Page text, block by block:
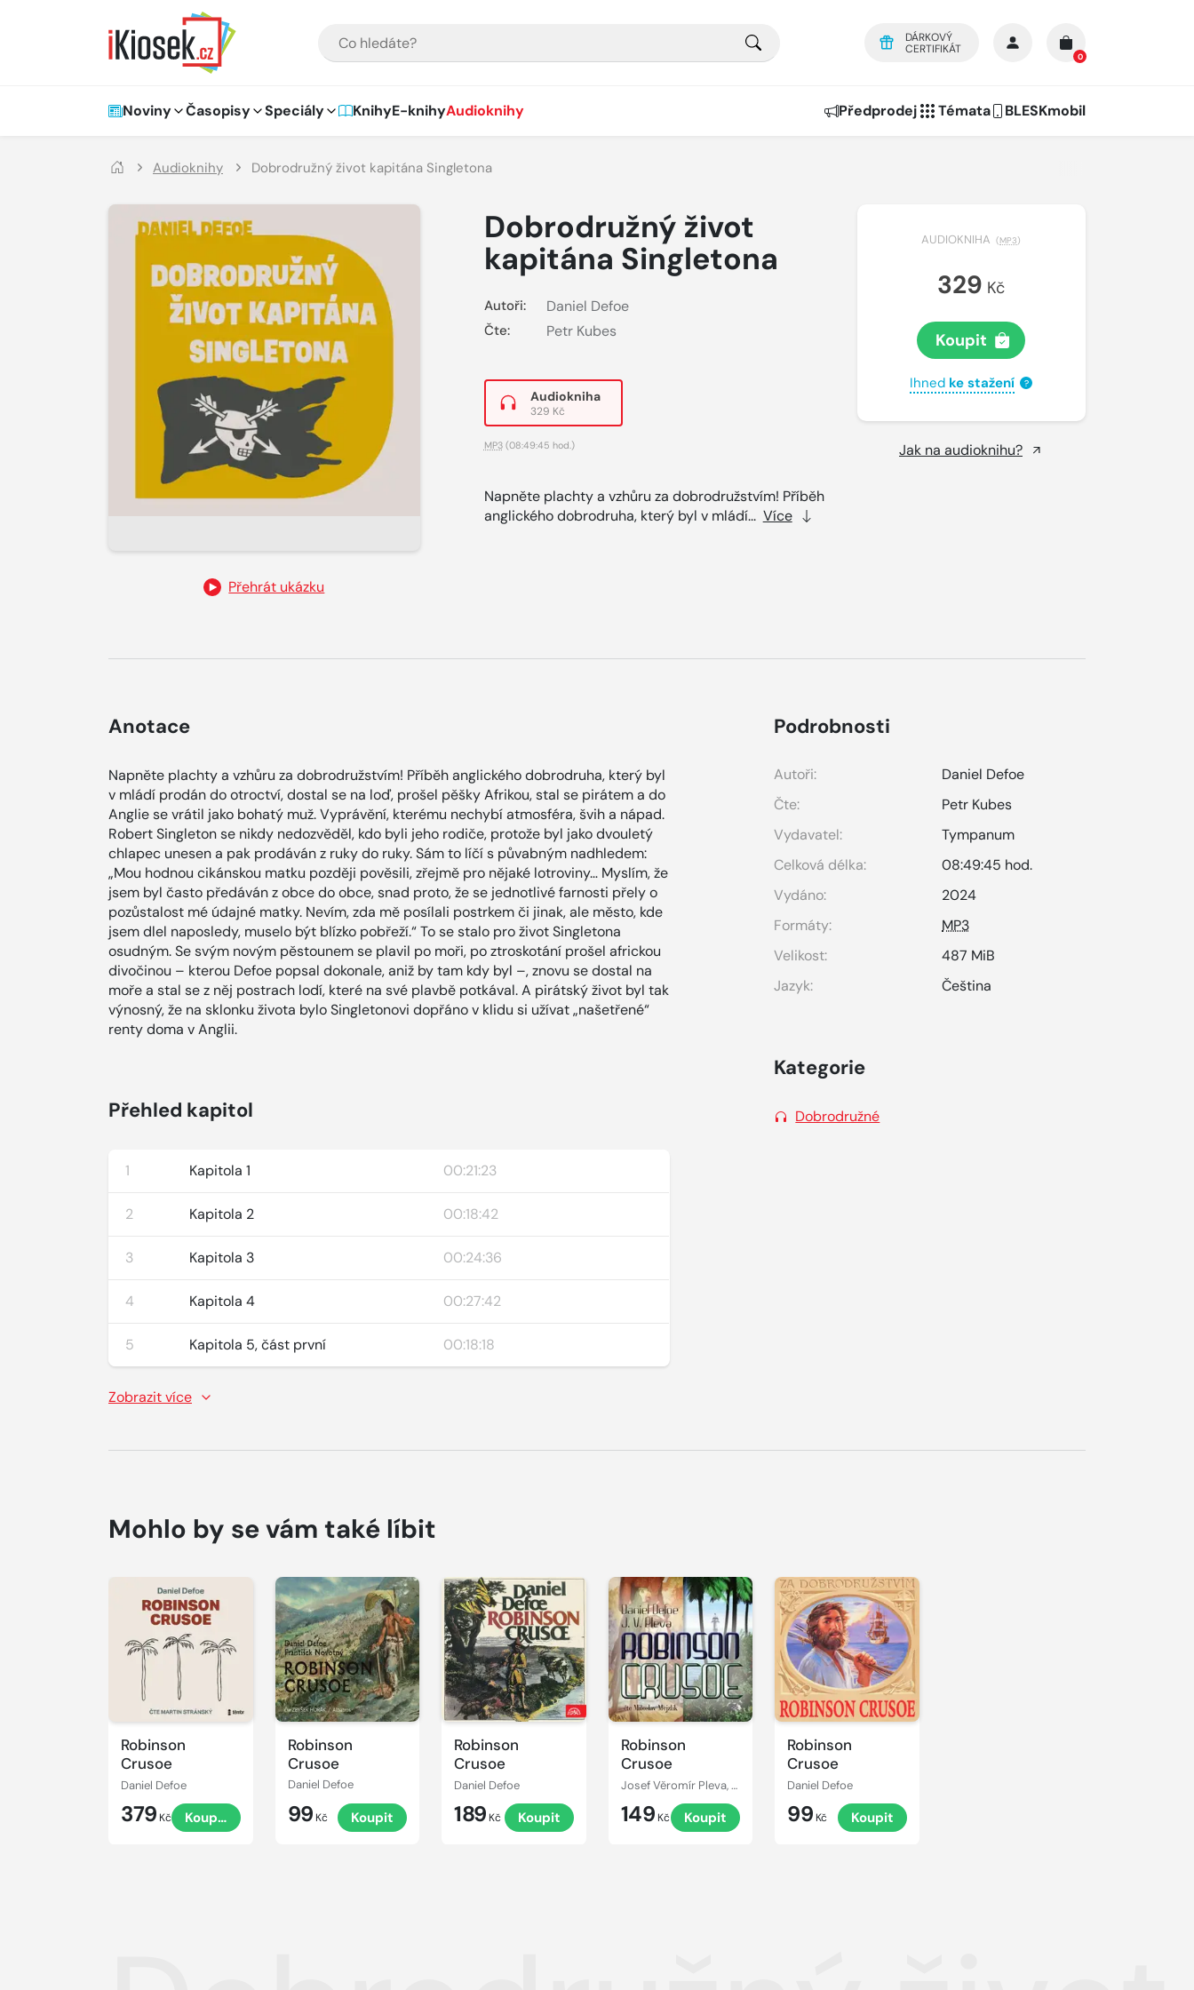
DÁRKOVÝ
CERTIFIKÁT
0
Hlavní navigace
Noviny Časopisy Speciály KnihyE-knihyAudioknihy Předprodej Témata BLESKmobil
Audioknihy Dobrodružný život kapitána Singletona
Přehrát ukázku
Dobrodružný život
kapitána Singletona
Autoři: Daniel Defoe
Čte: Petr Kubes
Audiokniha
329 Kč
MP3(08:49:45 hod.)
Napněte plachty a vzhůru za dobrodružstvím! Příběh
anglického dobrodruha, který byl v mládí... Více
AUDIOKNIHA (MP3)
329 Kč
Koupit
Ihned ke stažení ?
Jak na audioknihu?
Anotace
Napněte plachty a vzhůru za dobrodružstvím! Příběh anglického dobrodruha, který byl
v mládí prodán do otroctví, dostal se na loď, prošel pěšky Afrikou, stal se pirátem a do
Anglie se vrátil jako bohatý muž. Vyprávění, kterému nechybí atmosféra, švih a nápad.
Robert Singleton se nikdy nedozvěděl, kdo byli jeho rodiče, protože byl jako dvouletý
chlapec unesen a pak prodáván z ruky do ruky. Sám to líčí s půvabným nadhledem:
„Mou hodnou cikánskou matku později pověsili, zřejmě pro nějaké lotroviny… Myslím, že
jsem byl často předáván z obce do obce, snad proto, že se jednotlivé farnosti přely o
pozůstalost mé údajné matky. Nevím, zda mě posílali postrkem či jinak, ale město, kde
jsem dlel naposledy, muselo být blízko pobřeží.“ To se stalo pro život Singletona
osudným. Se svým novým pěstounem se plavil po moři, po ztroskotání prošel africkou
divočinou – kterou Defoe popsal dokonale, aniž by tam kdy byl –, znovu se dostal na
moře a stal se z něj postrach lodí, které na své plavbě potkával. A pirátský život byl tak
výnosný, že na sklonku života bylo Singletonovi dopřáno v klidu si užívat „našetřené“
renty doma v Anglii.
Přehled kapitol
1 Kapitola 1 00:21:23
2 Kapitola 2 00:18:42
3 Kapitola 3 00:24:36
4 Kapitola 4 00:27:42
5 Kapitola 5, část první 00:18:18
Zobrazit více
Podrobnosti
Autoři:
Daniel Defoe
Čte:
Petr Kubes
Vydavatel:
Tympanum
Celková délka:
08:49:45 hod.
Vydáno:
2024
Formáty:
MP3
Velikost:
487 MiB
Jazyk:
Čeština
Kategorie
Dobrodružné
Mohlo by se vám také líbit
Robinson
Crusoe
Daniel Defoe
379 Kč Koupit
Přehrát
ukázku
Robinson
Crusoe
Daniel Defoe
99 Kč Koupit
Přehrát
ukázku
Robinson
Crusoe
Daniel Defoe
189 Kč Koupit
Přehrát
ukázku
Robinson
Crusoe
Josef Věromír Pleva, Daniel Defoe
149 Kč Koupit
Přehrát
ukázku
Robinson
Crusoe
Daniel Defoe
99 Kč Koupit